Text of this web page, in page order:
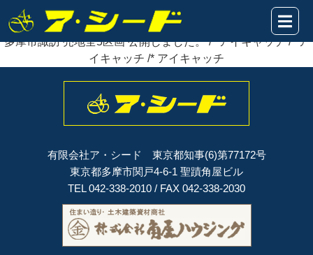
2020年10月16日
多摩市諏訪 売地全5区画公開
多摩市諏訪 売地全5区画 公開しました。 /* アイキャッチ /* ア
イキャッチ /* アイキャッチ
有限会社ア・シード 東京都知事(6)第77172号
東京都多摩市関戸4-6-1 聖蹟角屋ビル
TEL 042-338-2010 / FAX 042-338-2030